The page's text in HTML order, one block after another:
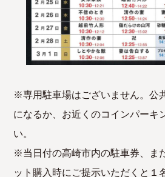
※専用駐車場はございません。公
になるか、お近くのコインパーキ
い。
※当日付の高崎市内の駐車券、ま
ット購入時にご提示いただくと１